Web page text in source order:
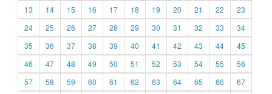
13
14 15 16 17 18 19 20 21 22
23
24
25 26 27 28 29 30 31 32 33
34
35
36 37 38 39 40 41 42 43 44
45
46
47 48 49 50 51 52 53 54 55
56
57
58 59 60 61 62 63 64 65 66
67